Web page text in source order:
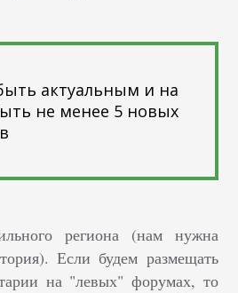
актуальным и на
не менее 5 новых
региона (нам нужна
Если будем размещать
на "левых" форумах, то